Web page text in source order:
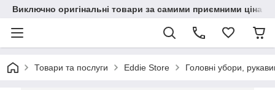
Виключно оригінальні товари за самими приємними
Товари та послуги Eddie Store Головні убори,